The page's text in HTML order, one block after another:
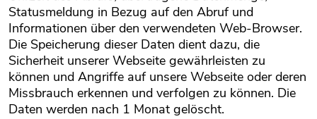
Statusmeldung in Bezug auf den Abruf und
Informationen über den verwendeten Web-Browser.
Die Speicherung dieser Daten dient dazu, die
Sicherheit unserer Webseite gewährleisten zu
können und Angriffe auf unsere Webseite oder deren
Missbrauch erkennen und verfolgen zu können. Die
Daten werden nach 1 Monat gelöscht.